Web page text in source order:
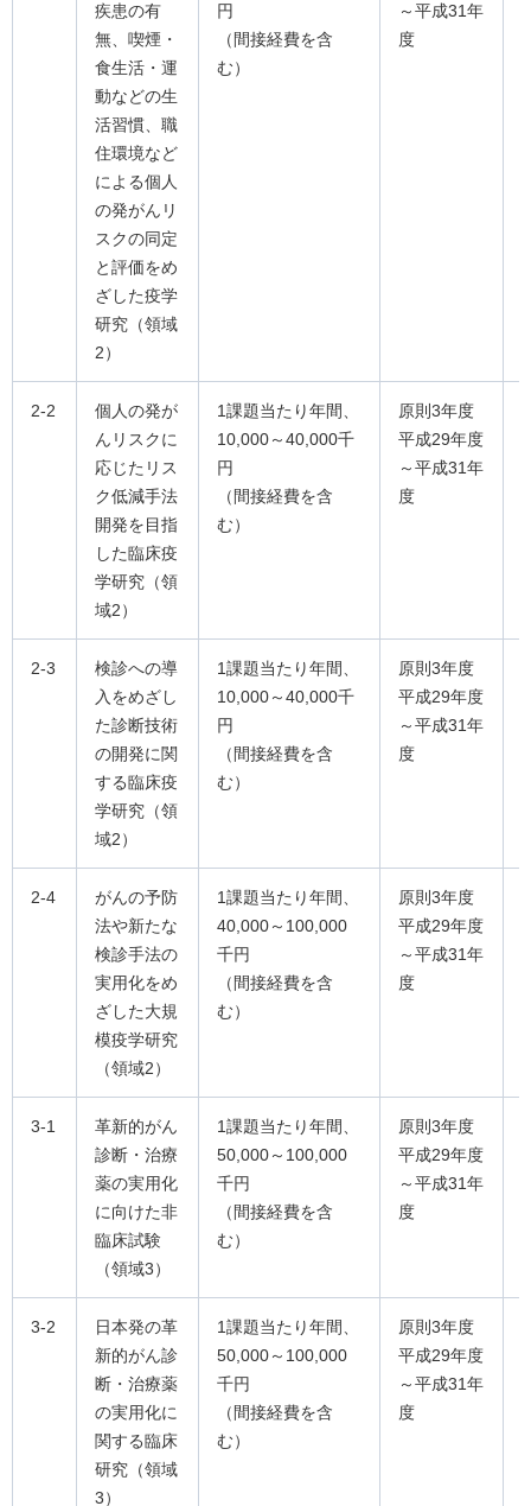
疾患の有
無、喫煙・
食生活・運
動などの生
活習慣、職
住環境など
による個人
の発がんリ
スクの同定
と評価をめ
ざした疫学
研究（領域
2）
円
（間接経費を含
む）
～平成31年
度
2-2
個人の発が
んリスクに
応じたリス
ク低減手法
開発を目指
した臨床疫
学研究（領
域2）
1課題当たり年間、
10,000～40,000千
円
（間接経費を含
む）
原則3年度
平成29年度
～平成31年
度
2-3
検診への導
入をめざし
た診断技術
の開発に関
する臨床疫
学研究（領
域2）
1課題当たり年間、
10,000～40,000千
円
（間接経費を含
む）
原則3年度
平成29年度
～平成31年
度
2-4
がんの予防
法や新たな
検診手法の
実用化をめ
ざした大規
模疫学研究
（領域2）
1課題当たり年間、
40,000～100,000
千円
（間接経費を含
む）
原則3年度
平成29年度
～平成31年
度
3-1
革新的がん
診断・治療
薬の実用化
に向けた非
臨床試験
（領域3）
1課題当たり年間、
50,000～100,000
千円
（間接経費を含
む）
原則3年度
平成29年度
～平成31年
度
3-2
日本発の革
新的がん診
断・治療薬
の実用化に
関する臨床
研究（領域
3）
1課題当たり年間、
50,000～100,000
千円
（間接経費を含
む）
原則3年度
平成29年度
～平成31年
度